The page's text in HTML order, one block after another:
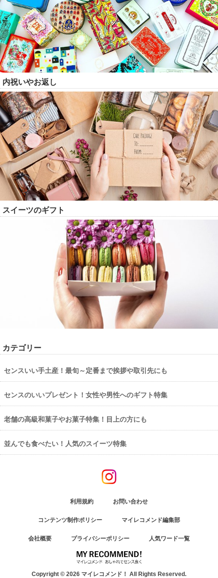
内祝いやお返し
スイーツのギフト
カテゴリー
センスいい手土産！最旬～定番まで挨拶や取引先にも
センスのいいプレゼント！女性や男性へのギフト特集
老舗の高級和菓子やお菓子特集！目上の方にも
並んでも食べたい！人気のスイーツ特集
利用規約 お問い合わせ
コンテンツ制作ポリシー マイレコメンド編集部
会社概要 プライバシーポリシー 人気ワード一覧
Copyright © 2026 マイレコメンド！ All Rights Reserved.